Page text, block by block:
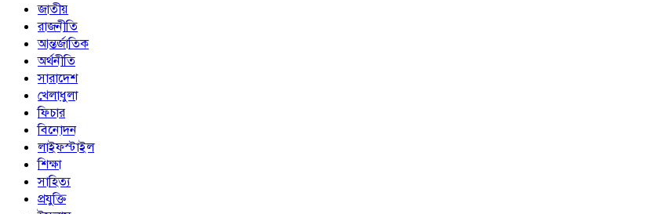
জাতীয়
রাজনীতি
আন্তর্জাতিক
অর্থনীতি
সারাদেশ
খেলাধুলা
ফিচার
বিনোদন
লাইফস্টাইল
শিক্ষা
সাহিত্য
প্রযুক্তি